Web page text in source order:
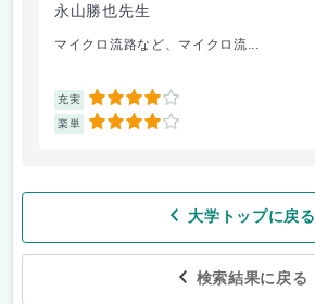
永山勝也先生
マイクロ流路など、マイクロ流...
充実 4
楽単 4
大学トップに戻る
検索結果に戻る